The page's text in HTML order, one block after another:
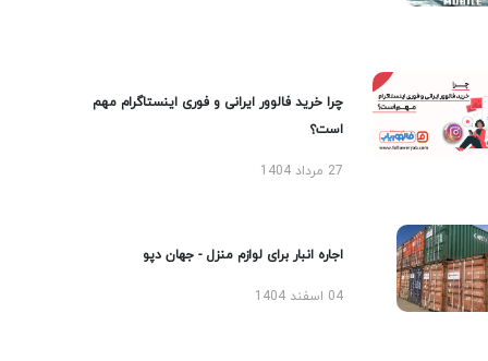
چرا خرید فالوور ایرانی و فوری اینستاگرام مهم
است؟
27 مرداد 1404
اجاره انبار برای لوازم منزل - جهان دپو
04 اسفند 1404